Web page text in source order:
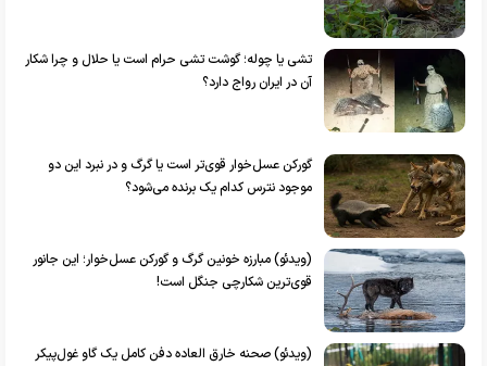
تشی یا چوله؛ گوشت تشی حرام است یا حلال و چرا شکار
آن در ایران رواج دارد؟
گورکن عسل‌خوار قوی‌تر است یا گرگ و در نبرد این دو
موجود نترس کدام یک برنده می‌شود؟
(ویدئو) مبارزه خونین گرگ و گورکن عسل‌خوار؛ این جانور
قوی‌ترین شکارچی جنگل است!
(ویدئو) صحنه خارق العاده دفن کامل یک گاو غول‌پیکر